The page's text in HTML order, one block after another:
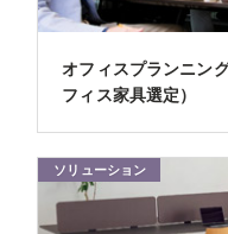
オフィスプランニン
フィス家具選定）
ソリューション